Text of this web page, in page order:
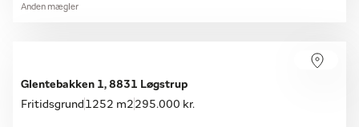
Anden mægler
Glentebakken 1, 8831 Løgstrup
Fritidsgrund 1252 m2 295.000 kr.